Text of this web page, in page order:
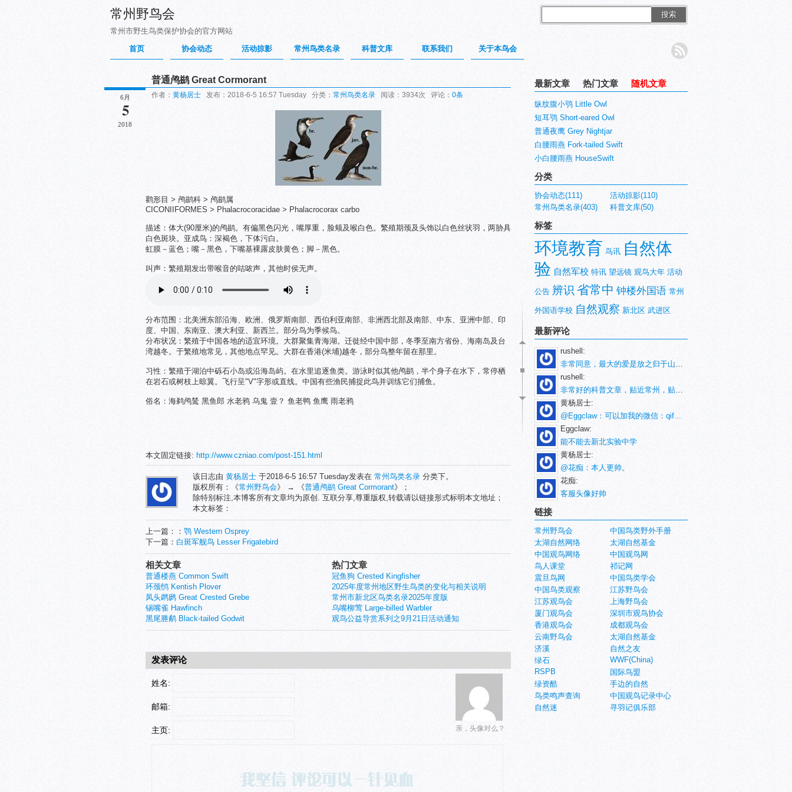
常州野鸟会
常州市野生鸟类保护协会的官方网站
搜索
首页 协会动态 活动掠影 常州鸟类名录 科普文库 联系我们 关于本鸟会
6月
5
2018
普通鸬鹚 Great Cormorant
作者： 黄杨居士 发布：2018-6-5 16:57 Tuesday 分类： 常州鸟类名录 阅读：3934次 评论： 0条
鹳形目 > 鸬鹚科 > 鸬鹚属
CICONIIFORMES > Phalacrocoracidae > Phalacrocorax carbo
描述：体大(90厘米)的鸬鹚。有偏黑色闪光，嘴厚重，脸颊及喉白色。繁殖期颈及头饰以白色丝状羽，两胁具
白色斑块。亚成鸟：深褐色，下体污白。
虹膜－蓝色；嘴－黑色，下嘴基裸露皮肤黄色；脚－黑色。
叫声：繁殖期发出带喉音的咕哝声，其他时侯无声。
分布范围：北美洲东部沿海、欧洲、俄罗斯南部、西伯利亚南部、非洲西北部及南部、中东、亚洲中部、印
度、中国、东南亚、澳大利亚、新西兰。部分鸟为季候鸟。
分布状况：繁殖于中国各地的适宜环境。大群聚集青海湖。迁徙经中国中部，冬季至南方省份、海南岛及台
湾越冬。于繁殖地常见，其他地点罕见。大群在香港(米埔)越冬，部分鸟整年留在那里。
习性：繁殖于湖泊中砾石小岛或沿海岛屿。在水里追逐鱼类。游泳时似其他鸬鹚，半个身子在水下，常停栖
在岩石或树枝上晾翼。飞行呈"V"字形或直线。中国有些渔民捕捉此鸟并训练它们捕鱼。
俗名：海鹈鸬鸶 黑鱼郎 水老鸦 乌鬼 壹？ 鱼老鸭 鱼鹰 雨老鸦
本文固定链接: http://www.czniao.com/post-151.html
该日志由 黄杨居士 于2018-6-5 16:57 Tuesday发表在 常州鸟类名录 分类下。
版权所有：《常州野鸟会》 → 《普通鸬鹚 Great Cormorant》；
除特别标注,本博客所有文章均为原创. 互联分享,尊重版权,转载请以链接形式标明本文地址；
本文标签：
上一篇：： 鹗 Western Osprey
下一篇： 白斑军舰鸟 Lesser Frigatebird
热门文章
冠鱼狗 Crested Kingfisher
2025年度常州地区野生鸟类的变化与相关说明
常州市新北区鸟类名录2025年度版
乌嘴柳莺 Large-billed Warbler
观鸟公益导赏系列之9月21日活动通知
相关文章
普通楼燕 Common Swift
环颈鸻 Kentish Plover
凤头䴙䴘 Great Crested Grebe
锡嘴雀 Hawfinch
黑尾塍鹬 Black-tailed Godwit
发表评论
亲，头像对么？
姓名:
邮箱:
主页:
最新文章 热门文章 随机文章
纵纹腹小鸮 Little Owl
短耳鸮 Short-eared Owl
普通夜鹰 Grey Nightjar
白腰雨燕 Fork-tailed Swift
小白腰雨燕 HouseSwift
分类
协会动态(111)
活动掠影(110)
常州鸟类名录(403)
科普文库(50)
标签
环境教育 鸟讯 自然体
验 自然军校 特讯 望远镜 观鸟大年 活动
公告 辨识 省常中 钟楼外国语 常州
外国语学校 自然观察 新北区 武进区
最新评论
rushell:
非常同意，最大的爱是放之归于山林。
rushell:
非常好的科普文章，贴近常州，贴近生活！
黄杨居士:
@Eggclaw：可以加我的微信：qif...
Eggclaw:
能不能去新北实验中学
黄杨居士:
@花痴：本人更帅。
花痴:
客服头像好帅
链接
常州野鸟会
中国鸟类野外手册
太湖自然网络
太湖自然基金
中国观鸟网络
中国观鸟网
鸟人课堂
祁记网
震旦鸟网
中国鸟类学会
中国鸟类观察
江苏野鸟会
江苏观鸟会
上海野鸟会
厦门观鸟会
深圳市观鸟协会
香港观鸟会
成都观鸟会
云南野鸟会
太湖自然基金
济溪
自然之友
绿石
WWF(China)
RSPB
国际鸟盟
绿资酷
手边的自然
鸟类鸣声查询
中国观鸟记录中心
自然迷
寻羽记俱乐部